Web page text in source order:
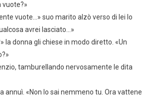
vuote…» suo marito alzò verso di lei lo
avrei lasciato…»
la donna gli chiese in modo diretto. «Un
tamburellando nervosamente le dita
annuì. «Non lo sai nemmeno tu. Ora vattene